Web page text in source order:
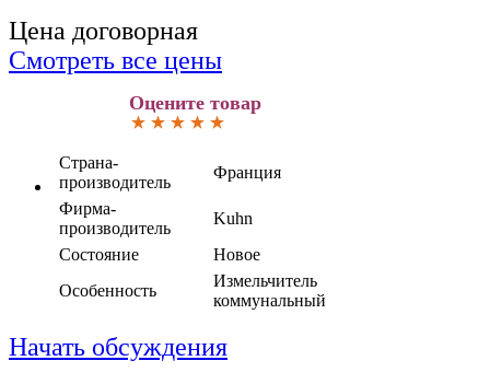
Цена договорная
Смотреть все цены
Оцените товар
Страна-
производитель
Франция
Фирма-
производитель
Kuhn
Состояние
Новое
Особенность
Измельчитель
коммунальный
Начать обсуждения